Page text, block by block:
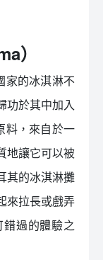
）
家的冰淇淋不
功於其中加入
料，來自於一
地讓它可以被
其的冰淇淋攤
來拉長或戲弄
過的體驗之